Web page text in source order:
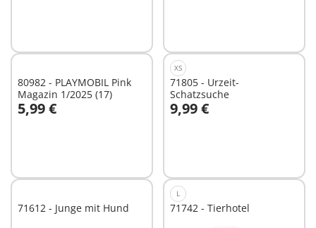
80982 - PLAYMOBIL Pink
Magazin 1/2025 (17)
5,99 €
In den Warenkorb
XS
71805 - Urzeit-
Schatzsuche
9,99 €
In den Warenkorb
71612 - Junge mit Hund
L
71742 - Tierhotel